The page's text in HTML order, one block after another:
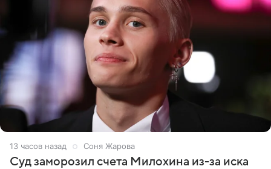
13 часов назад Соня Жарова
Суд заморозил счета Милохина из-за иска